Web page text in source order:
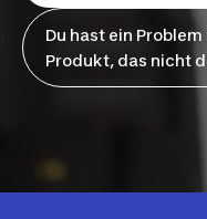
Du hast ein
Produkt, das nicht